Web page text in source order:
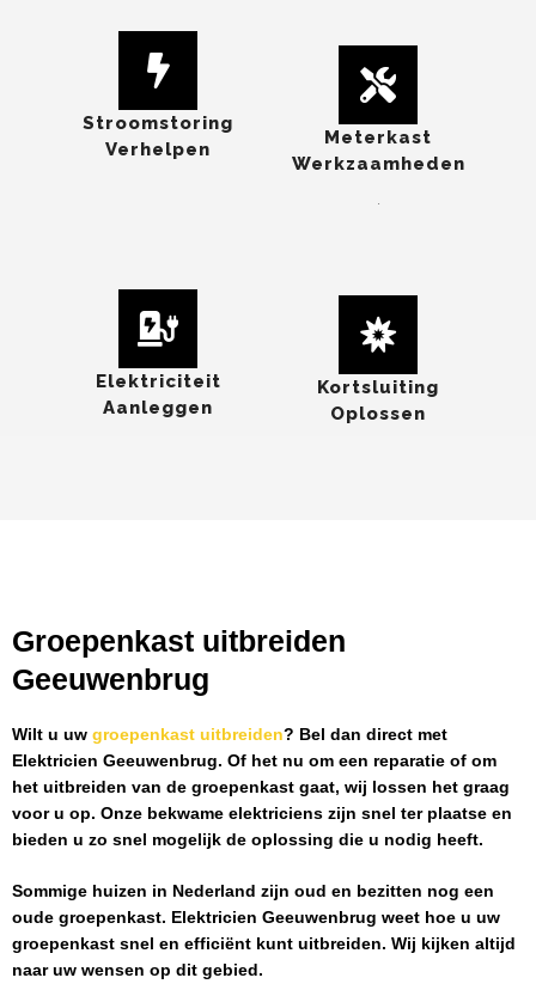
Stroomstoring
Verhelpen
Meterkast
Werkzaamheden
Elektriciteit
Aanleggen
Kortsluiting
Oplossen
Groepenkast uitbreiden
Geeuwenbrug
Wilt u uw groepenkast uitbreiden? Bel dan direct met
Elektricien Geeuwenbrug. Of het nu om een reparatie of om
het uitbreiden van de groepenkast gaat, wij lossen het graag
voor u op. Onze bekwame elektriciens zijn snel ter plaatse en
bieden u zo snel mogelijk de oplossing die u nodig heeft.
Sommige huizen in Nederland zijn oud en bezitten nog een
oude groepenkast. Elektricien Geeuwenbrug weet hoe u uw
groepenkast snel en efficiënt kunt uitbreiden. Wij kijken altijd
naar uw wensen op dit gebied.